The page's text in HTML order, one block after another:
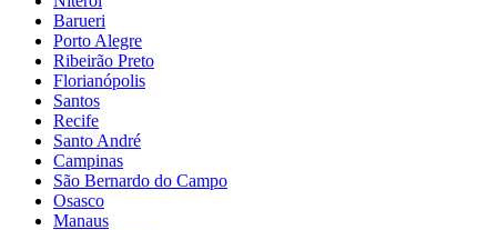
Barueri
Porto Alegre
Ribeirão Preto
Florianópolis
Santos
Recife
Santo André
Campinas
São Bernardo do Campo
Osasco
Manaus